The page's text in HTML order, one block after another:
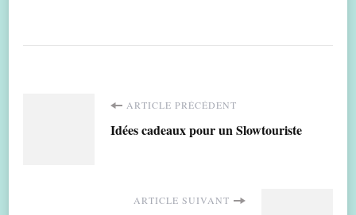
NavigationARTICLE PRÉCÉDENT
Idées cadeaux pour un Slowtouriste
ARTICLE SUIVANT